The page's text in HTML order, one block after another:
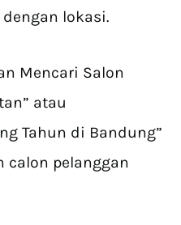
lokasi.
Mencari Salon
atau
Tahun di Bandung”
calon pelanggan